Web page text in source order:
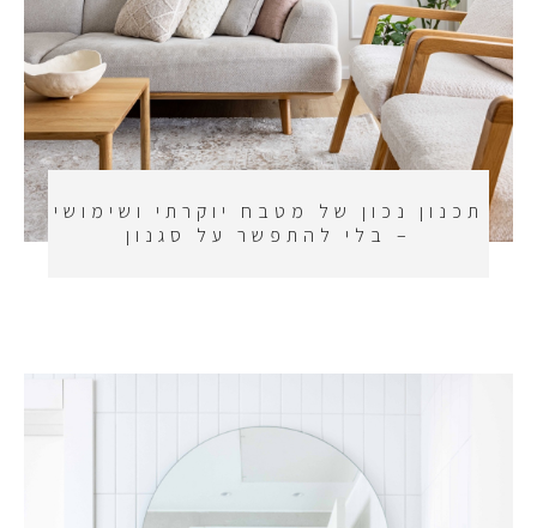
תכנון נכון של מטבח יוקרתי ושימושי
– בלי להתפשר על סגנון